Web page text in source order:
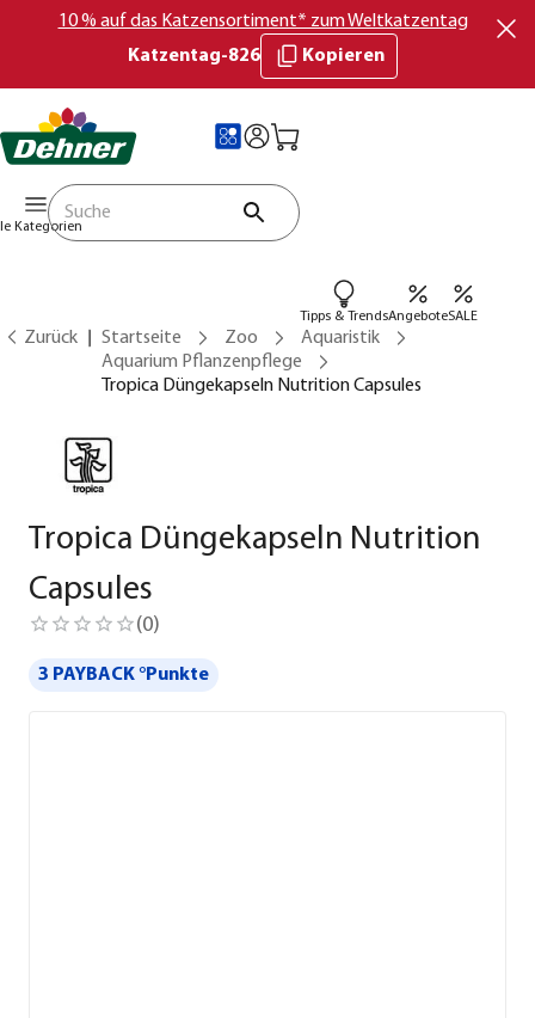
10 % auf das Katzensortiment* zum Weltkatzentag
Katzentag-826
Kopieren
Kategorien
Tipps & TrendsAngeboteSALE
Zurück Startseite Zoo
Aquaristik
Aquarium Pflanzenpflege
Tropica Düngekapseln Nutrition Capsules
Tropica Düngekapseln Nutrition
Capsules
(0)
3 PAYBACK °Punkte